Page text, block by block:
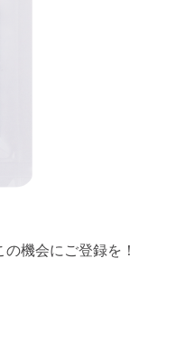
機会にご登録を！